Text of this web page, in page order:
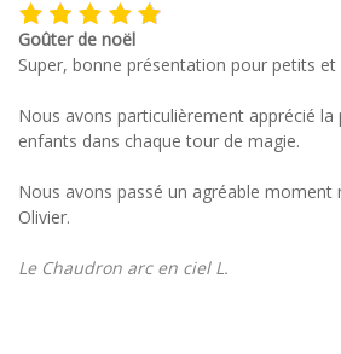
Goûter de noël
Super, bonne présentation pour petits et
Nous avons particulièrement apprécié la
enfants dans chaque tour de magie.
Nous avons passé un agréable moment
Olivier.
Le Chaudron arc en ciel L.